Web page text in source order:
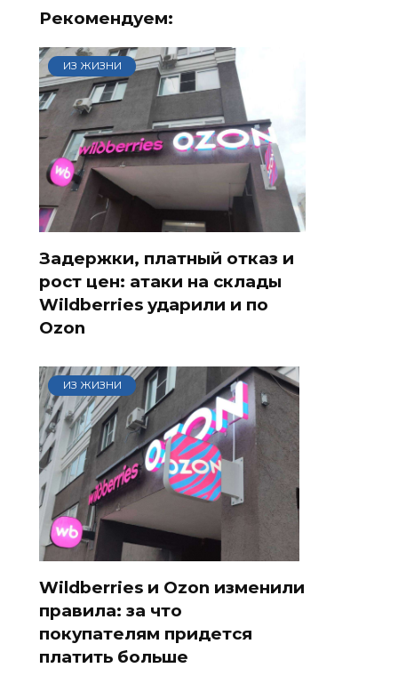
Рекомендуем:
ИЗ ЖИЗНИ
Задержки, платный отказ и
рост цен: атаки на склады
Wildberries ударили и по
Ozon
ИЗ ЖИЗНИ
Wildberries и Ozon изменили
правила: за что
покупателям придется
платить больше